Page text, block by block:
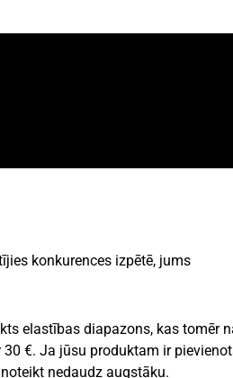
konkurences izpētē, jums
elastības diapazons, kas tomēr
€. Ja jūsu produktam ir
nedaudz augstāku.